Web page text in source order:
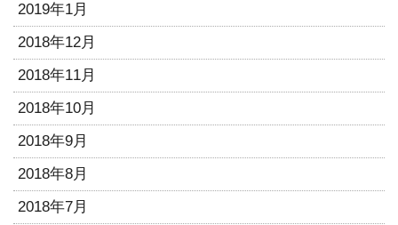
2019年1月
2018年12月
2018年11月
2018年10月
2018年9月
2018年8月
2018年7月